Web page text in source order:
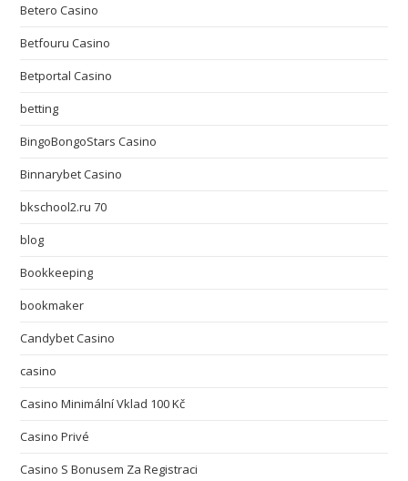
Betero Casino
Betfouru Casino
Betportal Casino
betting
BingoBongoStars Casino
Binnarybet Casino
bkschool2.ru 70
blog
Bookkeeping
bookmaker
Candybet Casino
casino
Casino Minimální Vklad 100 Kč
Casino Privé
Casino S Bonusem Za Registraci